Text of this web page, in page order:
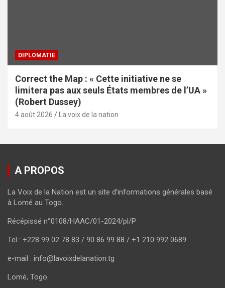
DIPLOMATIE
Correct the Map : « Cette initiative ne se
limitera pas aux seuls États membres de l’UA »
(Robert Dussey)
4 août 2026 La voix de la nation
A PROPOS
La Voix de la Nation est un site d’informations générales basé
à Lomé au Togo.
Récépissé n°0108/HAAC/01-2024/pl/P
Tel : +228 99 02 78 83 / 90 86 99 88 / +1 210 992 0689
e-mail : info@lavoixdelanation.tg
Lomé, Togo.